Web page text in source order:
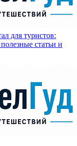
для туристов:
статьи и